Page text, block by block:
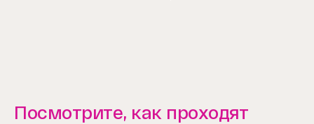
Посмотрите, как проходят